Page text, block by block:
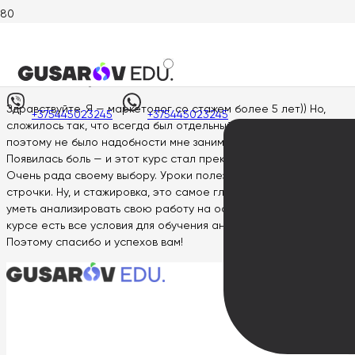
+375445023245 +375445023245
Елена Янцен
Здравствуйте. Я — маркетолог со стажем более 5 лет)) Но,
сложилось так, что всегда был отдельный ппс специалист,
поэтому не было надобности мне заниматься и этим.
Появилась боль — и этот курс стал прекрасным решением.
Очень рада своему выбору. Уроки полезные, ни одной лишней
строчки. Ну, и стажировка, это самое главное в нашем деле,
уметь анализировать свою работу на основе данных — а на
курсе есть все условия для обучения анализу кампаний.
Поэтому спасибо и успехов вам!